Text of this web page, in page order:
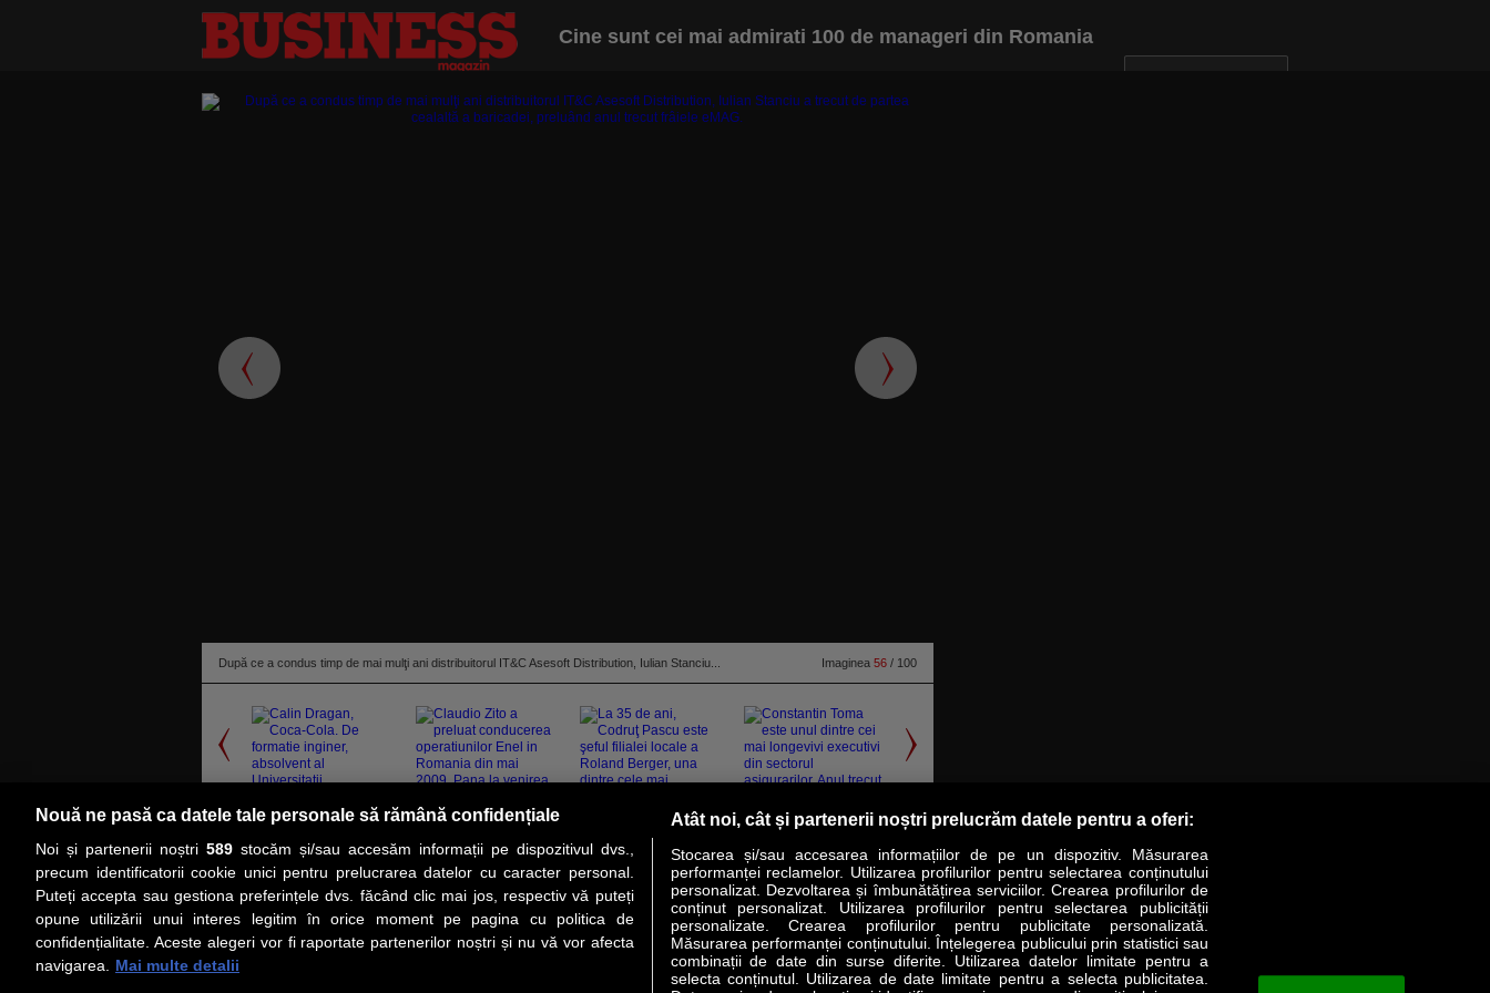
Cine sunt cei mai admirati 100 de manageri din Romania
După ce a condus timp de mai mulţi ani distribuitorul IT&C Asesoft Distribution, Iulian Stanciu... Imaginea 56 / 100
Revista BUSINESS Magazin a lansat catalogul "100 cei mai admirati CEO din Romania", ocazie cu care a acordat, in
cadrul Galei CEO Awards de joi, premii speciale pentru 15 dintre managerii inclusi in catalog.citeşte toată ştirea
PRIMA PAGINĂ COVER STORY LIDERI ANALIZE HI-TECH MEET THE CEO LIFESTYLE SPECIAL OPINII
Social Servicii Revista Business Magazin
Nouă ne pasă ca datele tale personale să rămână confidențiale
Noi și partenerii noștri 589stocăm și/sau accesăm informații pe dispozitivul dvs.,
precum identificatorii cookie unici pentru prelucrarea datelor cu caracter personal.
Puteți accepta sau gestiona preferințele dvs. făcând clic mai jos, respectiv vă puteți
opune utilizării unui interes legitim în orice moment pe pagina cu politica de
confidențialitate. Aceste alegeri vor fi raportate partenerilor noștri și nu vă vor afecta
navigarea.
Mai multe detalii
Atât noi, cât și partenerii noștri prelucrăm datele pentru a oferi:
Stocarea și/sau accesarea informațiilor de pe un dispozitiv. Măsurarea
performanței reclamelor. Utilizarea profilurilor pentru selectarea conținutului
personalizat. Dezvoltarea și îmbunătățirea serviciilor. Crearea profilurilor de
conținut personalizat. Utilizarea profilurilor pentru selectarea publicității
personalizate. Crearea profilurilor pentru publicitate personalizată.
Măsurarea performanței conținutului. Înțelegerea publicului prin statistici sau
combinații de date din surse diferite. Utilizarea datelor limitate pentru a
selecta conținutul. Utilizarea de date limitate pentru a selecta publicitatea.